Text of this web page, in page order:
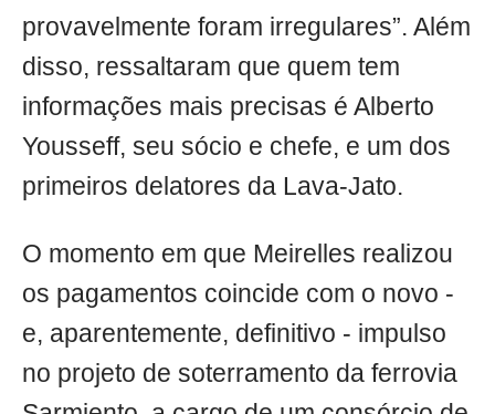
provavelmente foram irregulares”. Além
disso, ressaltaram que quem tem
informações mais precisas é Alberto
Yousseff, seu sócio e chefe, e um dos
primeiros delatores da Lava-Jato.
O momento em que Meirelles realizou
os pagamentos coincide com o novo -
e, aparentemente, definitivo - impulso
no projeto de soterramento da ferrovia